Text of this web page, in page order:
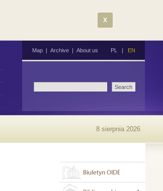
X
Map | Archive | About us PL | EN
8 sierpnia 2026